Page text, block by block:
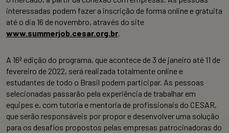
interessadas podem fazer a inscrição de forma online e gratuita
até o dia 16 de novembro, através do site
www.summerjob.cesar.org.br.
A 16ª edição do programa, que acontece de 3 de janeiro até 11 de
fevereiro de 2022, será realizada totalmente online e
estudantes de todo o Brasil podem participar. As pessoas
selecionadas passarão pela experiência de trabalhar em
equipes e, com tutoria e mentoria de profissionais do CESAR,
que serão responsáveis por propor e desenvolver uma solução
para os desafios propostos pelas empresas patrocinadoras do